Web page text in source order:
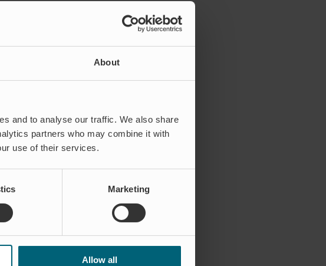
About
and to analyse our traffic. We also share
partners who may combine it with
use of their services.
Marketing
Allow all
att känna att man lämnar
under lång tid.”
-Per-
När så lösningen har
konstruerar tar även
miljön, för att i slutänden
exakt i mått, material,
år konstruerar vår
bra förutsättningar som
dagar i installationstid, så
som är specialister på
innan produktionen kan
Från branschfolk
nämnarna;
gärna med oss av våra
lösning som besparar